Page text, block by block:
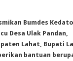
Bumdes
Desa Ulak Pandan,
Lahat, Bupati
bantuan